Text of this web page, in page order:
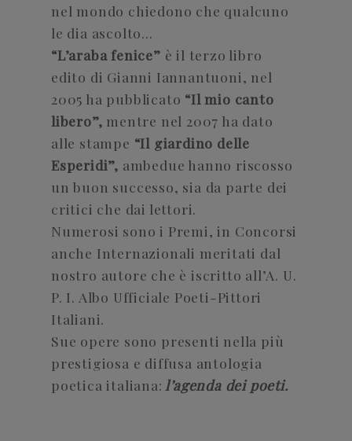
nel mondo chiedono che qualcuno
le dia ascolto...
“L’araba fenice” è il terzo libro
edito di Gianni Iannantuoni, nel
2005 ha pubblicato “Il mio canto
libero”, mentre nel 2007 ha dato
alle stampe “Il giardino delle
Esperidi”, ambedue hanno riscosso
un buon successo, sia da parte dei
critici che dai lettori.
Numerosi sono i Premi, in Concorsi
anche Internazionali meritati dal
nostro autore che è iscritto all’A. U.
P. I. Albo Ufficiale Poeti-Pittori
Italiani.
Sue opere sono presenti nella più
prestigiosa e diffusa antologia
poetica italiana: l’agenda dei poeti.